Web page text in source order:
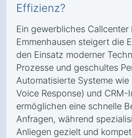
Effizienz?
Ein gewerbliches Callcenter
Emmenhausen steigert die
den Einsatz moderner
Prozesse und geschultes
Automatisierte Systeme wie
Voice Response) und CRM-
ermöglichen eine schnelle
Anfragen, während
Anliegen gezielt und